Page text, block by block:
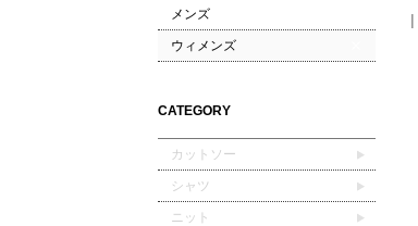
メンズ
ウィメンズ
CATEGORY
カットソー
シャツ
ニット